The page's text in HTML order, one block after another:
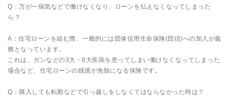
Q：万が一病気などで働けなくなり、ローンを払えなくなってしまった
ら？
A：住宅ローンを組む際、一般的には団体信用生命保険(団信)への加入が義
務となっています。
これは、ガンなどの3大・8大疾病を患ってしまい働けなくなってしまった
場合など、住宅ローンの残債が免除になる保険です。
Q：購入しても転勤などで引っ越しをしなくてはならなかった時は？